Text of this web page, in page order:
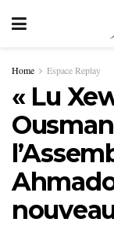
Home Espace Replay
« Lu